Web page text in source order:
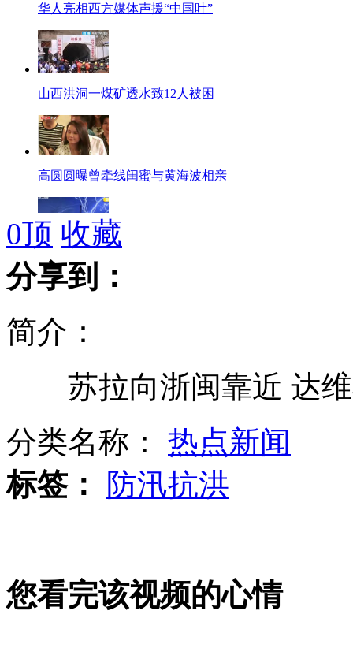
华人亮相西方媒体声援“中国叶”
山西洪洞一煤矿透水致12人被困
高圆圆曝曾牵线闺蜜与黄海波相亲
加拿大国家电视塔频遭雷击
方舟子质疑蒋方舟文章为其母代笔
内地85%千万富豪考虑送孩子留学
0顶 收藏
分享到：
简介：
苏拉向浙闽靠近 达维
分类名称： 热点新闻
标签：
防汛抗洪
您看完该视频的心情